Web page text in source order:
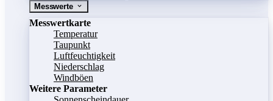
Messwerte
Messwertkarte
Temperatur
Taupunkt
Luftfeuchtigkeit
Niederschlag
Windböen
Weitere Parameter